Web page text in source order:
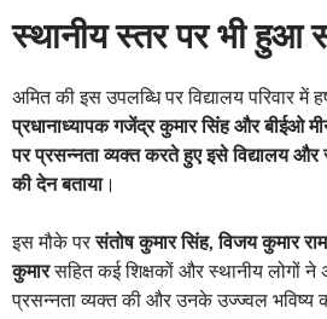
स्थानीय स्तर पर भी हुआ
अमित की इस उपलब्धि पर विद्यालय परिवार में
प्रधानाध्यापक गजेंद्र कुमार सिंह और बीईओ
पर प्रसन्नता व्यक्त करते हुए इसे विद्यालय और
की देन बताया।
इस मौके परसंतोष कुमार सिंह, विजय कुमार
कुमारसहित कई शिक्षकों और स्थानीय लोगों ने
प्रसन्नता व्यक्त की और उनके उज्ज्वल भविष्य